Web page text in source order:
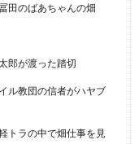
田のばあちゃんの畑
郎が渡った踏切
ル教団の信者がハヤブ
トラの中で畑仕事を見